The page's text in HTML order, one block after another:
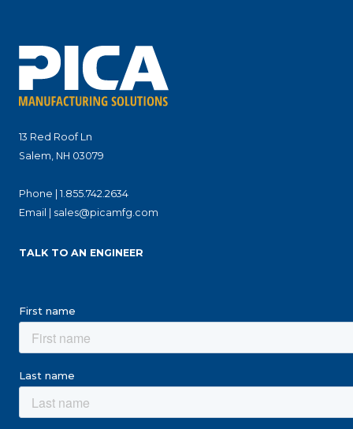
13 Red Roof Ln
Salem, NH 03079
Phone | 1.855.742.2634
Email | sales@picamfg.com
TALK TO AN ENGINEER